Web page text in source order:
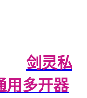
剑灵私
用多开器